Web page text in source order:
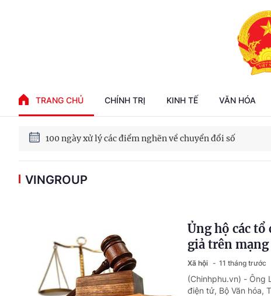
TRANG CHỦ CHÍNH TRỊ KINH TẾ VĂN HÓA
Chiến dịch 500
100 ngày xử lý các điểm nghẽn về chuyển đổi số
Phát triển nhà ở cho thuê - Trụ cột chiến lược, lâu dài
Chiến dịch 500
VINGROUP
Ủng hộ các
giả trên mạng
Xã hội 11 tháng trước
(Chinhphu.vn) - Ông
điện tử, Bộ Văn hóa,